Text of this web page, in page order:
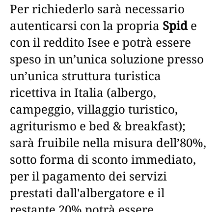
Per richiederlo sarà necessario
autenticarsi con la propria Spide
con il reddito Isee e potrà essere
speso in un’unica soluzione presso
un’unica struttura turistica
ricettiva in Italia (albergo,
campeggio, villaggio turistico,
agriturismo e bed & breakfast);
sarà fruibile nella misura dell’80%,
sotto forma di sconto immediato,
per il pagamento dei servizi
prestati dall'albergatore e il